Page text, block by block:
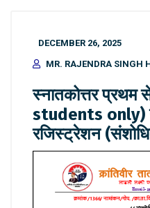
DECEMBER 26, 2025
MR. RAJENDRA SINGH
स्नातकोत्तर
students only)
रजिस्ट्रेशन